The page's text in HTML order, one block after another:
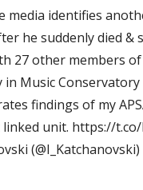
media identifies
he suddenly died &
27 other members
in Music
findings of my
unit. https://
(@I_Katchanovski)